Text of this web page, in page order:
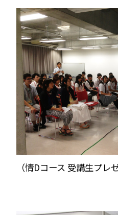
（情Dコース 受講生プレ